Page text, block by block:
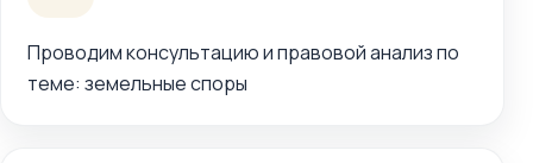
Проводим консультацию и правовой анализ по
теме: земельные споры